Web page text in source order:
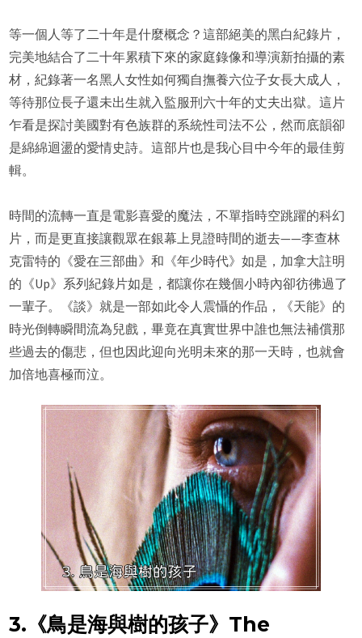
等一個人等了二十年是什麼概念？這部絕美的黑白紀錄片，
完美地結合了二十年累積下來的家庭錄像和導演新拍攝的素
材，紀錄著一名黑人女性如何獨自撫養六位子女長大成人，
等待那位長子還未出生就入監服刑六十年的丈夫出獄。這片
乍看是探討美國對有色族群的系統性司法不公，然而底韻卻
是綿綿迴盪的愛情史詩。這部片也是我心目中今年的最佳剪
輯。
時間的流轉一直是電影喜愛的魔法，不單指時空跳躍的科幻
片，而是更直接讓觀眾在銀幕上見證時間的逝去——李查林
克雷特的《愛在三部曲》和《年少時代》如是，加拿大註明
的《Up》系列紀錄片如是，都讓你在幾個小時內卻彷彿過了
一輩子。《談》就是一部如此令人震懾的作品，《天能》的
時光倒轉瞬間流為兒戲，畢竟在真實世界中誰也無法補償那
些過去的傷悲，但也因此迎向光明未來的那一天時，也就會
加倍地喜極而泣。
3.《鳥是海與樹的孩子》The